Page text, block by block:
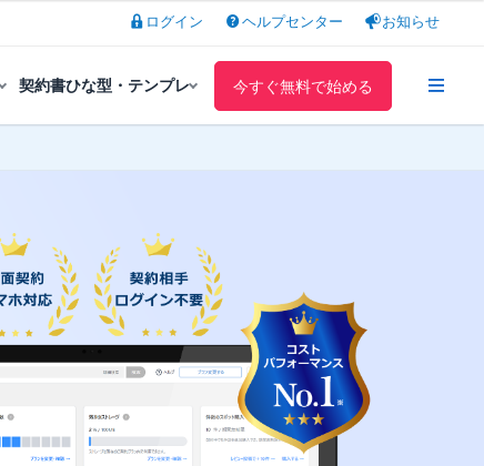
ログイン ヘルプセンター お知らせ
契約書ひな型・テンプレ 今すぐ無料で始める